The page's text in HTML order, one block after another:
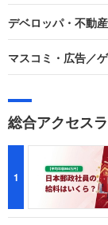
デベロッパ・不動産
マスコミ・広告／
総合アクセス
1